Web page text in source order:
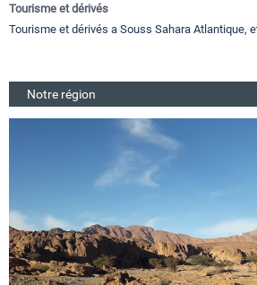
Tourisme et dérivés
Tourisme et dérivés a Souss Sahara Atlantique,
Notre région